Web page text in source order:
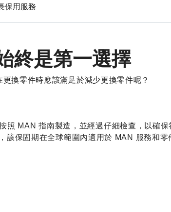
保用服務
終是第一選擇
換零件時應該滿足於減少更換零件呢？
照 MAN 指南製造，並經過仔細檢查，以確
保固期在全球範圍內適用於 MAN 服務和零